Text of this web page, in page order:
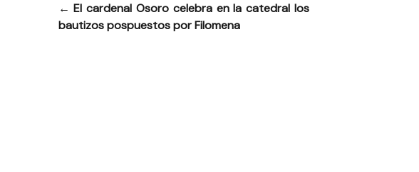
Navegación
de
← El cardenal Osoro celebra en la catedral los
bautizos pospuestos por Filomena